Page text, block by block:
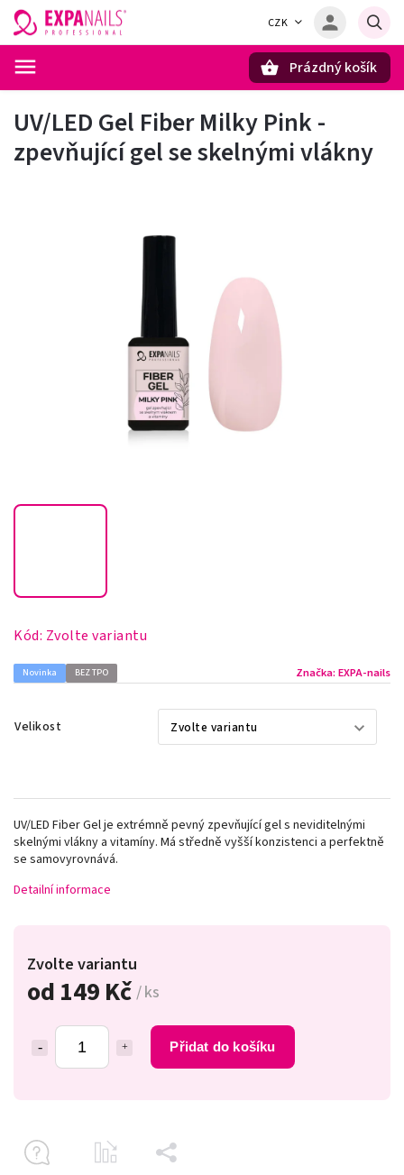
CZK
Prázdný košík
UV/LED Gel Fiber Milky Pink -
zpevňující gel se skelnými vlákny
Kód: Zvolte variantu
Novinka BEZ TPO Značka: EXPA-nails
Velikost
od 149 Kč / ks
Přidat do košíku
Zvolte variantu
UV/LED Fiber Gel je extrémně pevný zpevňující gel s neviditelnými
skelnými vlákny a vitamíny. Má středně vyšší konzistenci a perfektně
se samovyrovnává.
Detailní informace